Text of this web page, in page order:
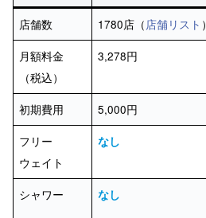
店舗数 1780店（店舗リスト ）
月額料金
（税込）
3,278円
初期費用
5,000円
フリー
ウェイト
なし
シャワー なし